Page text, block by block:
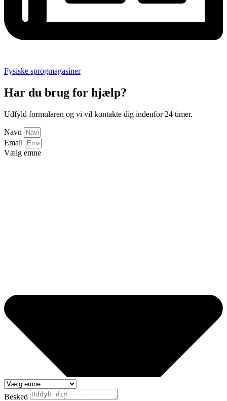
Fysiske sprogmagasiner
Har du brug for hjælp?
Udfyld formularen og vi vil kontakte dig indenfor 24 timer.
Navn
Email
Vælg emne
Besked